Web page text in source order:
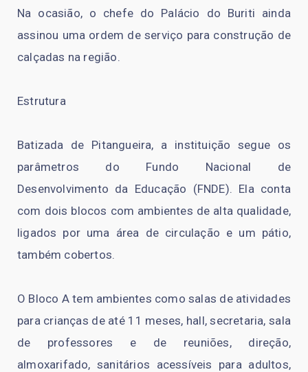
Na ocasião, o chefe do Palácio do Buriti ainda
assinou uma ordem de serviço para construção de
calçadas na região.
Estrutura
Batizada de Pitangueira, a instituição segue os
parâmetros do Fundo Nacional de
Desenvolvimento da Educação (FNDE). Ela conta
com dois blocos com ambientes de alta qualidade,
ligados por uma área de circulação e um pátio,
também cobertos.
O Bloco A tem ambientes como salas de atividades
para crianças de até 11 meses, hall, secretaria, sala
de professores e de reuniões, direção,
almoxarifado, sanitários acessíveis para adultos,